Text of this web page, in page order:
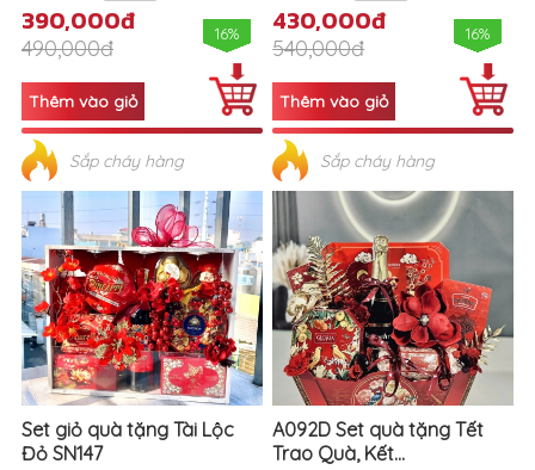
390,000đ
490,000đ
16%
Sắp cháy hàng
430,000đ
540,000đ
16%
Sắp cháy hàng
Set giỏ quà tặng Tài Lộc
Đỏ SN147
A092D Set quà tặng Tết
Trao Quà, Kết...